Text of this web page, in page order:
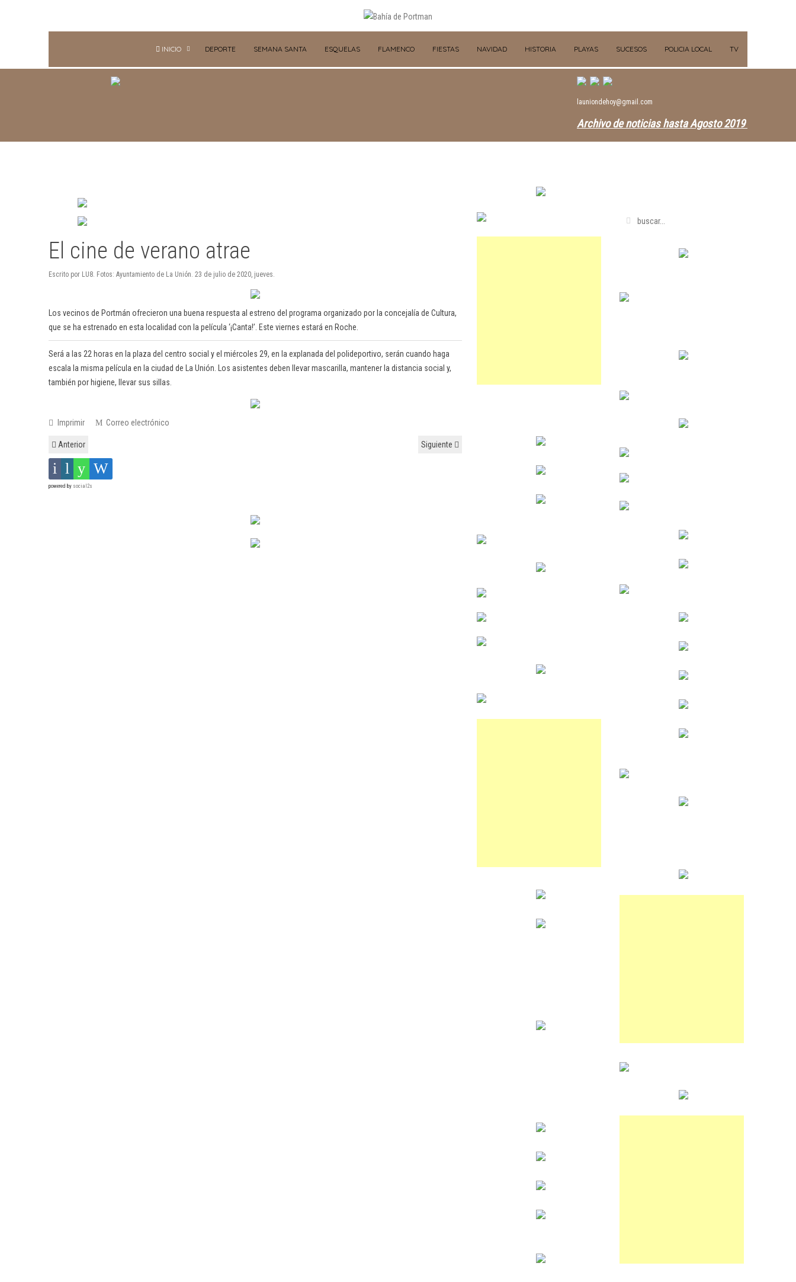
INICIO DEPORTE SEMANA SANTA ESQUELAS FLAMENCO FIESTAS NAVIDAD HISTORIA PLAYAS SUCESOS POLICIA LOCAL TV
launiondehoy@gmail.com
Archivo de noticias hasta Agosto 2019
El cine de verano atrae
Escrito por LU8. Fotos: Ayuntamiento de La Unión. 23 de julio de 2020, jueves.
Los vecinos de Portmán ofrecieron una buena respuesta al estreno del programa organizado por la concejalía de Cultura,
que se ha estrenado en esta localidad con la película ‘¡Canta!’. Este viernes estará en Roche.
Será a las 22 horas en la plaza del centro social y el miércoles 29, en la explanada del polideportivo, serán cuando haga
escala la misma película en la ciudad de La Unión. Los asistentes deben llevar mascarilla, mantener la distancia social y,
también por higiene, llevar sus sillas.
Imprimir Correo electrónico
Anterior Siguiente
powered by social2s